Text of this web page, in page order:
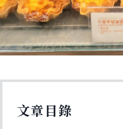
文章目錄